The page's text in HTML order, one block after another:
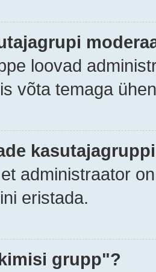
loovad
võta temaga
administraator
eristada.
grupp"?